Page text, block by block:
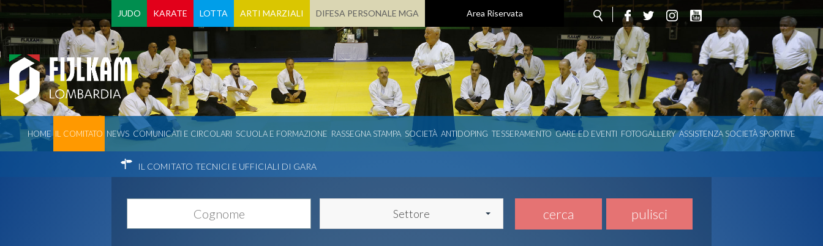
JUDO KARATE LOTTA ARTI MARZIALI DIFESA PERSONALE MGA Area Riservata
HOME IL COMITATO NEWS COMUNICATI E CIRCOLARI SCUOLA E FORMAZIONE RASSEGNA STAMPA SOCIETÀ ANTIDOPING TESSERAMENTO GARE ED EVENTI FOTOGALLERY ASSISTENZA SOCIETÀ SPORTIVE
IL COMITATO TECNICI E UFFICIALI DI GARA
Settore cerca pulisci